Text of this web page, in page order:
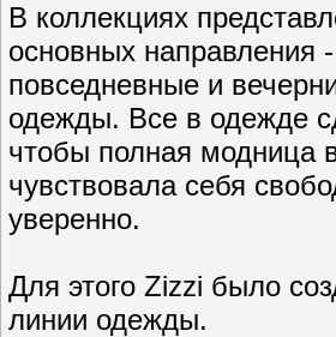
В коллекциях
основных направления -
повседневные и
одежды. Все в одежде
чтобы полная модница
чувствовала себя
уверенно.
Для этого Zizzi было
линии одежды.